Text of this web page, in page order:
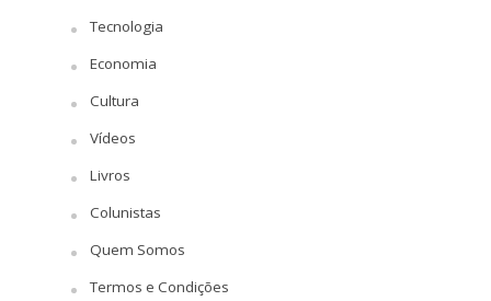
Tecnologia
Economia
Cultura
Vídeos
Livros
Colunistas
Quem Somos
Termos e Condições